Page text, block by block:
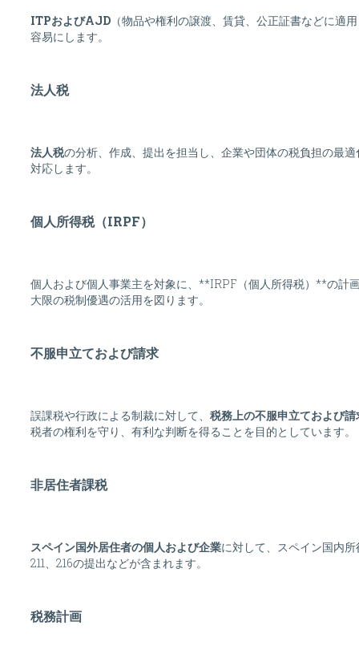
ITPおよびAJD （物品や権利の譲渡、賃貸、公正証書などに
容易にします。
法人税
法人税の分析、作成、提出を担当し、企業や団体の税負担の最
対応します。
個人所得税（IRPF）
個人および個人事業主を対象に、**IRPF（個人所得税）**の計
大限の税制優遇の活用を図ります。
不服申立ておよび請求
誤課税や行政による制裁に対して、 税務上の不服申立ておよび請
税者の権利を守り、有利な判断を得ることを目的としています。
非居住者課税
スペイン国外居住者の個人および企業に対して、スペイン国内
211、216の提出などが含まれます。
税務計画